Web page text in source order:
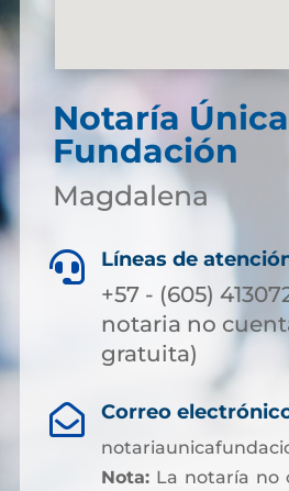
Notaría
Fundación
Magdalena
 Líneas de
+57 - (605)
notaria no
gratuita)
 Correo
Nota:La notaría no